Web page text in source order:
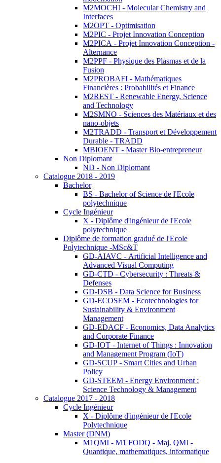
M2MOCHI - Molecular Chemistry and
Interfaces
M2OPT - Optimisation
M2PIC - Projet Innovation Conception
M2PICA - Projet Innovation Conception -
Alternance
M2PPF - Physique des Plasmas et de la
Fusion
M2PROBAFI - Mathématiques
Financières : Probabilités et Finance
M2REST - Renewable Energy, Science
and Technology
M2SMNO - Sciences des Matériaux et des
nano-objets
M2TRADD - Transport et Développement
Durable - TRADD
MBIOENT - Master Bio-entrepreneur
Non Diplomant
ND - Non Diplomant
Catalogue 2018 - 2019
Bachelor
BS - Bachelor of Science de l'Ecole
polytechnique
Cycle Ingénieur
X - Diplôme d'ingénieur de l'Ecole
polytechnique
Diplôme de formation gradué de l'Ecole
Polytechnique -MSc&T
GD-AIAVC - Artificial Intelligence and
Advanced Visual Computing
GD-CTD - Cybersecurity : Threats &
Defenses
GD-DSB - Data Science for Business
GD-ECOSEM - Ecotechnologies for
Sustainability & Environment
Management
GD-EDACF - Economics, Data Analytics
and Corporate Finance
GD-IOT - Internet of Things : Innovation
and Management Program (IoT)
GD-SCUP - Smart Cities and Urban
Policy
GD-STEEM - Energy Environment :
Science Technology & Management
Catalogue 2017 - 2018
Cycle Ingénieur
X - Diplôme d'ingénieur de l'Ecole
Polytechnique
Master (DNM)
M1QMI - M1 FODQ - Maj. QMI -
Quantique, mathematiques, informatique